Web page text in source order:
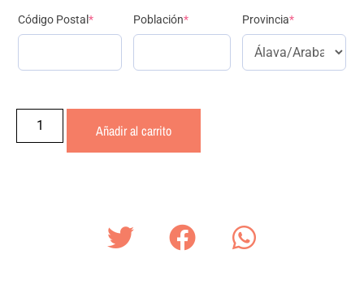
Código Postal * Población* Provincia*
Añadir al carrito